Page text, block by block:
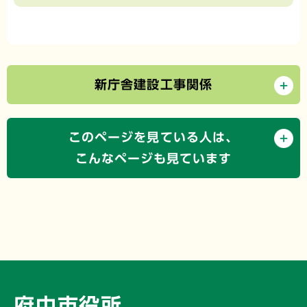
新庁舎建設工事関係
このページを見ている人は、
こんなページも見ています